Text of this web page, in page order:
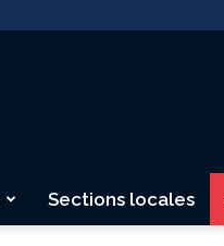
Sections locales